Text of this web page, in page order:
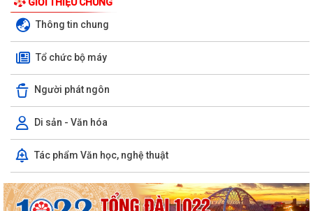
Thông tin chung
Tổ chức bộ máy
Người phát ngôn
Di sản - Văn hóa
Tác phẩm Văn học, nghệ thuật
PHƯỜNG NGÔ QUYỀN THÔNG TIN VỀ VỤ CHÁY TẠI ĐƯỜNG TRẦN
KHÁNH DƯ